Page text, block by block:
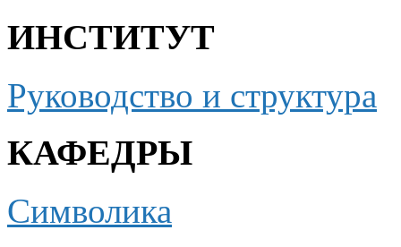
ИНСТИТУТ
Руководство и структура
КАФЕДРЫ
Символика